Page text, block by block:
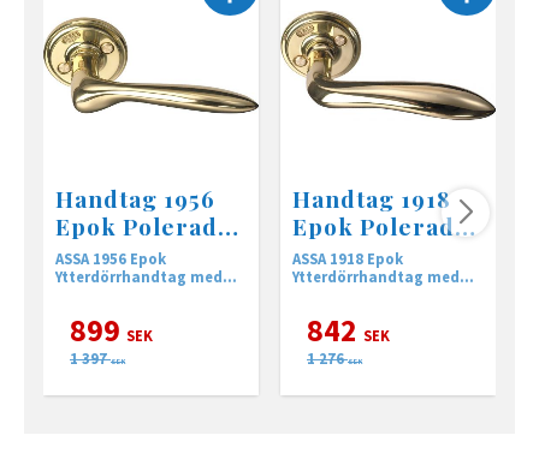
Handtag 1956
Epok Polerad
mässing
ASSA 1956 Epok
Ytterdörrhandtag med
899 SEK
1 397 SEK
Handtag 1918
Epok Polerad
mässing
ASSA 1918 Epok
Ytterdörrhandtag med
842 SEK
1 276 SEK